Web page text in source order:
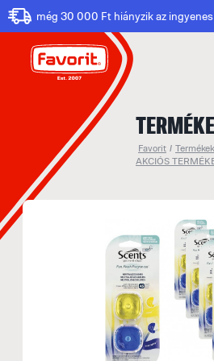
még 30 000 Ft hiányzik az
Favorit / Termékek
AKCIÓS